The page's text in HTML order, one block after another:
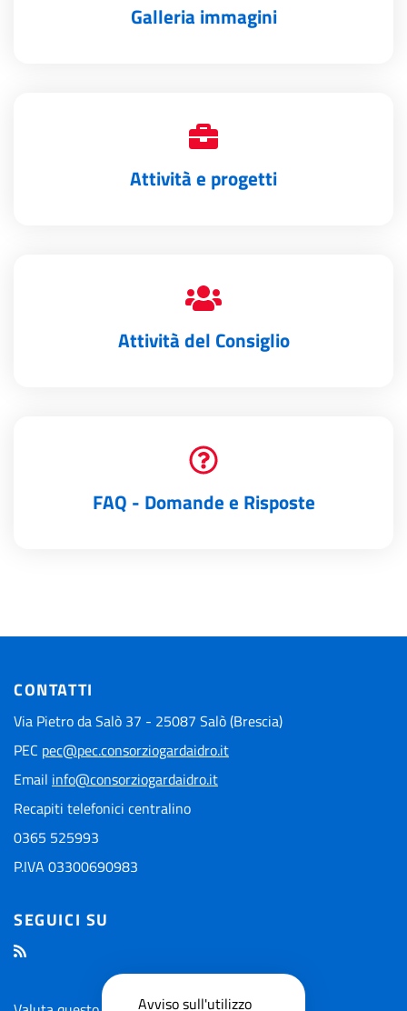
Galleria immagini
Attività e progetti
Attività del Consiglio
FAQ - Domande e Risposte
CONTATTI
Via Pietro da Salò 37 - 25087 Salò (Brescia)
PEC pec@pec.consorziogardaidro.it
Email info@consorziogardaidro.it
Recapiti telefonici centralino
0365 525993
P.IVA 03300690983
SEGUICI SU
Avviso sull'utilizzo